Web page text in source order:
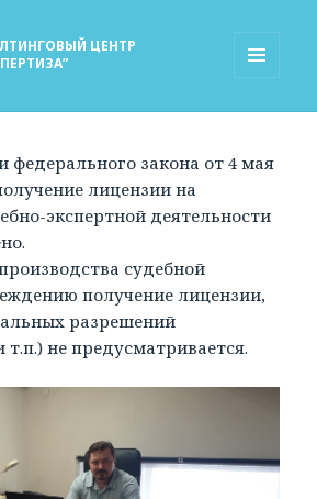
ЦЕНТР
закона от 4 мая
лицензии на
экспертной деятельности
судебной
получение лицензии,
разрешений
т.п.) не предусматривается.